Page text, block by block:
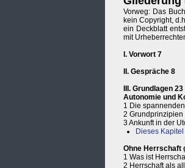
Vorweg: Das
kein Copyright,
ein Deckblatt
mit
I. Vorwort 7
II. Gespräche 8
III. Grundlagen 23
Autonomie und
1 Die
2
3 Ankunft in der
Dieses
Ohne Herrschaft
1 Was ist
2 Herrschaft als